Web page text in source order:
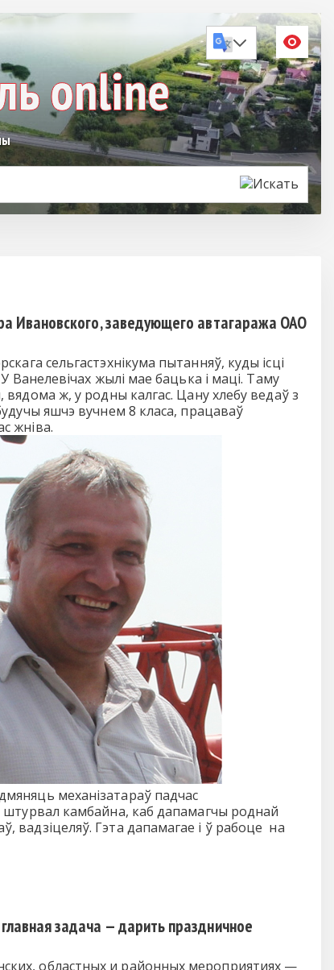
Ивановского, заведующего автагаража ОАО
сельгастэхнікума пытанняў, куды ісці
Ванелевічах жылі мае бацька і маці. Таму
ж, у родны калгас. Цану хлебу ведаў з
яшчэ вучнем 8 класа, працаваў
жніва.
механізатараў падчас
штурвал камбайна, каб дапамагчы роднай
вадзіцеляў. Гэта дапамагае і ў рабоце на
задача — дарить праздничное
областных и районных мероприятиях —